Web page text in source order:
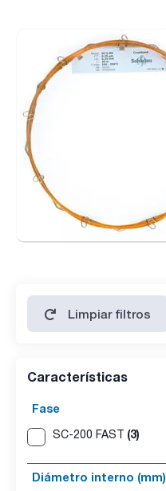
Limpiar filtros
Características
Fase
SC-200 FAST (3)
Diámetro interno (mm)